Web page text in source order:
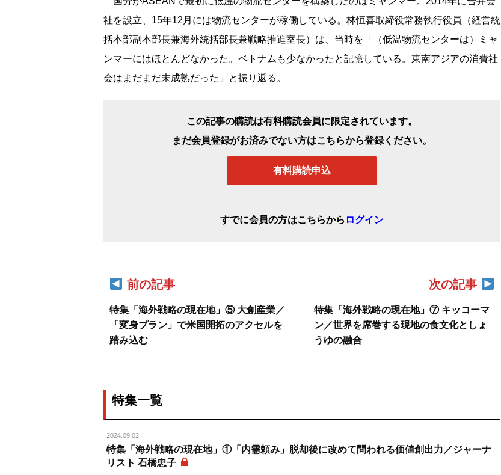
社を設立、15年12月には物流センターが稼働している。林恒喜取締役常務執行役員（経営統
括本部副本部長兼海外統括部長兼戦略推進室長）は、当時を「（低温物流センターは）ミャ
ンマーにはほとんどなかった。ベトナムも少なかったと記憶している。東南アジアの消費社
会はまだまだ未成熟だった」と振り返る。
この記事の購読は有料購読会員に限定されています。
まだ会員登録がお済みでない方はこちらから登録ください。
有料購読申込
すでに会員の方はこちらから ログイン
前の記事
特集「海外戦略の現在地」⑤ 大創産業／
「変身プラン」で米国開拓のアクセルを
踏み込む
次の記事
特集「海外戦略の現在地」⑦ キッコーマ
ン／世界を席巻する現地の食文化としょ
うゆの融合
特集一覧
2024.09.02
特集「海外戦略の現在地」①「内需頼み」脱却後に改めて問われる価値創出力／ジャーナ
リスト 石橋忠子